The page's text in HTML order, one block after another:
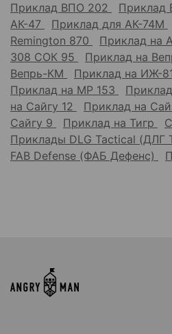
Приклад ВПО 202
Приклад
АК-47
Приклад для АК-74М
Remington 870
Приклад на
308 СОК 95
Приклад на
Вепрь-КМ
Приклад на ИЖ-
Приклад на МР 153
на Сайгу 12
Приклад на
Сайгу 9
Приклад на Тигр
Приклады DLG Tactical (ДЛГ
FAB Defense (ФАБ Дефенс)